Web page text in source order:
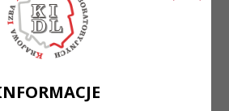
i gotowość do pracy w trybie
– będzie dodatkowym
umowy zlecenia